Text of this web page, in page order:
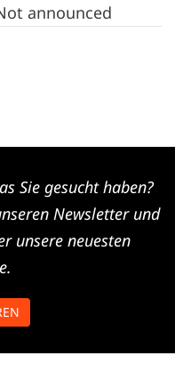
announced
Sie gesucht haben?
Newsletter und
unsere neuesten